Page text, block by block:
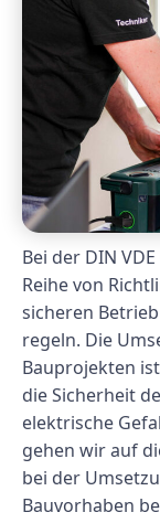
Bei der DIN
Reihe von
sicheren
regeln. Die
Bauprojekten
die Sicherheit
elektrische
gehen wir auf
bei der
Bauvorhaben